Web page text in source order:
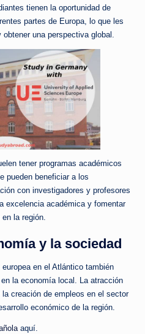
tienen la oportunidad de
partes de Europa, lo que les
una perspectiva global.
tener programas académicos
pueden beneficiar a los
con investigadores y profesores
excelencia académica y fomentar
la región.
y la sociedad
en el Atlántico también
la economía local. La atracción
creación de empleos en el sector
económico de la región.
aquí.